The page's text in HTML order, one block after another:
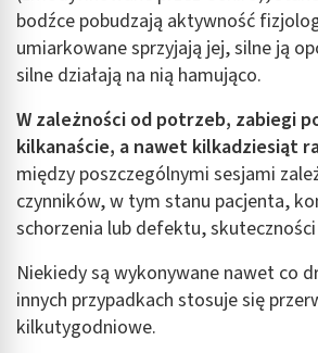
bodźce pobudzają aktywność
umiarkowane sprzyjają jej, silne ją
silne działają na nią hamująco.
W zależności od potrzeb, zabiegi
kilkanaście, a nawet kilkadziesiąt
między poszczególnymi sesjami
czynników, w tym stanu pacjenta,
schorzenia lub defektu,
Niekiedy są wykonywane nawet co
innych przypadkach stosuje się
kilkutygodniowe.
Wykorzystywanie ograniczonych
wyboru treści
Użycie dokładnych danych
Identyfikowanie urządzeń na
aktywnie żądanych informacji
Cele przetwarzania inne niż IAB:
Niezbędne
Wydajność (Performance)